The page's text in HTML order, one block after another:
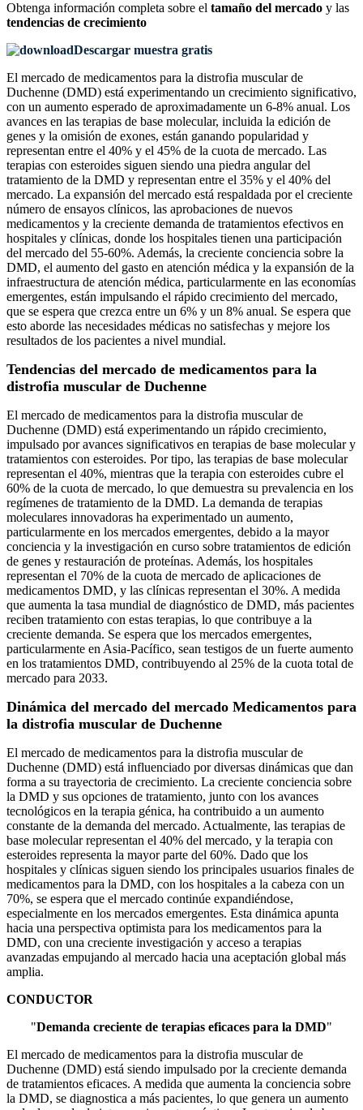
Obtenga información completa sobre el tamaño del mercado y las
tendencias de crecimiento
Descargar muestra gratis
El mercado de medicamentos para la distrofia muscular de
Duchenne (DMD) está experimentando un crecimiento significativo,
con un aumento esperado de aproximadamente un 6-8% anual. Los
avances en las terapias de base molecular, incluida la edición de
genes y la omisión de exones, están ganando popularidad y
representan entre el 40% y el 45% de la cuota de mercado. Las
terapias con esteroides siguen siendo una piedra angular del
tratamiento de la DMD y representan entre el 35% y el 40% del
mercado. La expansión del mercado está respaldada por el creciente
número de ensayos clínicos, las aprobaciones de nuevos
medicamentos y la creciente demanda de tratamientos efectivos en
hospitales y clínicas, donde los hospitales tienen una participación
del mercado del 55-60%. Además, la creciente conciencia sobre la
DMD, el aumento del gasto en atención médica y la expansión de la
infraestructura de atención médica, particularmente en las economías
emergentes, están impulsando el rápido crecimiento del mercado,
que se espera que crezca entre un 6% y un 8% anual. Se espera que
esto aborde las necesidades médicas no satisfechas y mejore los
resultados de los pacientes a nivel mundial.
Tendencias del mercado de medicamentos para la
distrofia muscular de Duchenne
El mercado de medicamentos para la distrofia muscular de
Duchenne (DMD) está experimentando un rápido crecimiento,
impulsado por avances significativos en terapias de base molecular y
tratamientos con esteroides. Por tipo, las terapias de base molecular
representan el 40%, mientras que la terapia con esteroides cubre el
60% de la cuota de mercado, lo que demuestra su prevalencia en los
regímenes de tratamiento de la DMD. La demanda de terapias
moleculares innovadoras ha experimentado un aumento,
particularmente en los mercados emergentes, debido a la mayor
conciencia y la investigación en curso sobre tratamientos de edición
de genes y restauración de proteínas. Además, los hospitales
representan el 70% de la cuota de mercado de aplicaciones de
medicamentos DMD, y las clínicas representan el 30%. A medida
que aumenta la tasa mundial de diagnóstico de DMD, más pacientes
reciben tratamiento con estas terapias, lo que contribuye a la
creciente demanda. Se espera que los mercados emergentes,
particularmente en Asia-Pacífico, sean testigos de un fuerte aumento
en los tratamientos DMD, contribuyendo al 25% de la cuota total de
mercado para 2033.
Dinámica del mercado del mercado Medicamentos para
la distrofia muscular de Duchenne
El mercado de medicamentos para la distrofia muscular de
Duchenne (DMD) está influenciado por diversas dinámicas que dan
forma a su trayectoria de crecimiento. La creciente conciencia sobre
la DMD y sus opciones de tratamiento, junto con los avances
tecnológicos en la terapia génica, ha contribuido a un aumento
constante de la demanda del mercado. Actualmente, las terapias de
base molecular representan el 40% del mercado, y la terapia con
esteroides representa la mayor parte del 60%. Dado que los
hospitales y clínicas siguen siendo los principales usuarios finales de
medicamentos para la DMD, con los hospitales a la cabeza con un
70%, se espera que el mercado continúe expandiéndose,
especialmente en los mercados emergentes. Esta dinámica apunta
hacia una perspectiva optimista para los medicamentos para la
DMD, con una creciente investigación y acceso a terapias
avanzadas empujando al mercado hacia una aceptación global más
amplia.
CONDUCTOR
"Demanda creciente de terapias eficaces para la DMD"
El mercado de medicamentos para la distrofia muscular de
Duchenne (DMD) está siendo impulsado por la creciente demanda
de tratamientos eficaces. A medida que aumenta la conciencia sobre
la DMD, se diagnostica a más pacientes, lo que genera un aumento